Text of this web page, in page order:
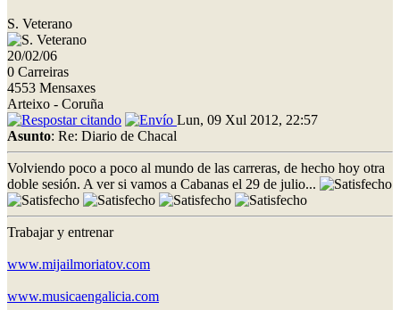
S. Veterano
20/02/06
0 Carreiras
4553 Mensaxes
Arteixo - Coruña
Lun, 09 Xul 2012, 22:57
Asunto: Re: Diario de Chacal
Volviendo poco a poco al mundo de las carreras, de hecho hoy otra
doble sesión. A ver si vamos a Cabanas el 29 de julio...
Trabajar y entrenar
www.mijailmoriatov.com
www.musicaengalicia.com